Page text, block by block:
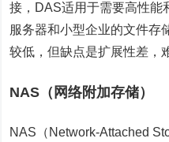
接，DAS适用于需要高性能
服务器和小型企业的文件存
较低，但缺点是扩展性差，
NAS（网络附加存储）
NAS（Network-Attached